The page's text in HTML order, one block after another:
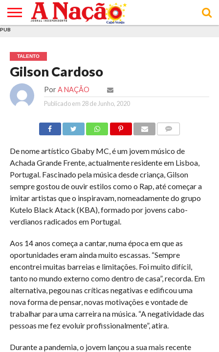
E DE
COOKIES
DE
UTILIZAÇÃO
PUB
TALENTO
Gilson Cardoso
Por A NAÇÃO
Publicado em 28 de Junho, 2020
De nome artístico Gbaby MC, é um jovem músico de
Achada Grande Frente, actualmente residente em Lisboa,
Portugal. Fascinado pela música desde criança, Gilson
sempre gostou de ouvir estilos como o Rap, até começar a
imitar artistas que o inspiravam, nomeadamente do grupo
Kutelo Black Atack (KBA), formado por jovens cabo-
verdianos radicados em Portugal.
Aos 14 anos começa a cantar, numa época em que as
oportunidades eram ainda muito escassas. “Sempre
encontrei muitas barreias e limitações. Foi muito difícil,
tanto no mundo externo como dentro de casa”, recorda. Em
alternativa, pegou nas críticas negativas e edificou uma
nova forma de pensar, novas motivações e vontade de
trabalhar para uma carreira na música. “A negatividade das
pessoas me fez evoluir profissionalmente”, atira.
Durante a pandemia, o jovem lançou a sua mais recente